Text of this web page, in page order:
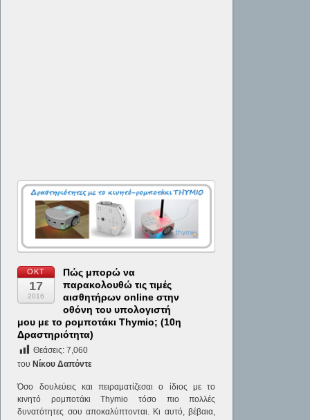
ΟΚΤ
17
2016
Πώς μπορώ να
παρακολουθώ τις τιμές
αισθητήρων online στην
οθόνη του υπολογιστή
μου με το ρομποτάκι Thymio; (10η
Δραστηριότητα)
Θεάσεις: 7,060
του Νίκου Δαπόντε
Όσο δουλεύεις και πειραματίζεσαι ο ίδιος με το
κινητό ρομποτάκι Thymio τόσο πιο πολλές
δυνατότητες σου αποκαλύπτονται. Κι αυτό, βέβαια,